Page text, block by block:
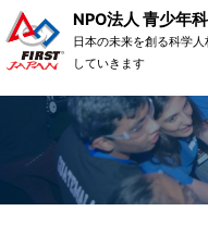
NPO法人 青少年
日本の未来を創る科学
していきます